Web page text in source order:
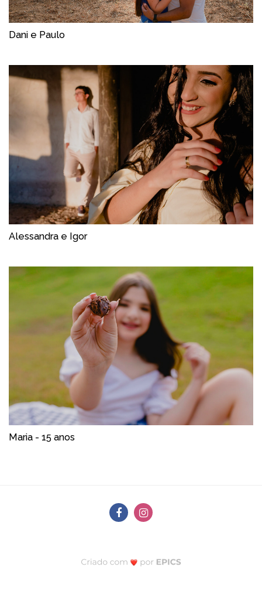
Dani e Paulo
Alessandra e Igor
Maria - 15 anos